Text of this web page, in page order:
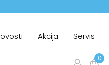
Akcija Servis
0